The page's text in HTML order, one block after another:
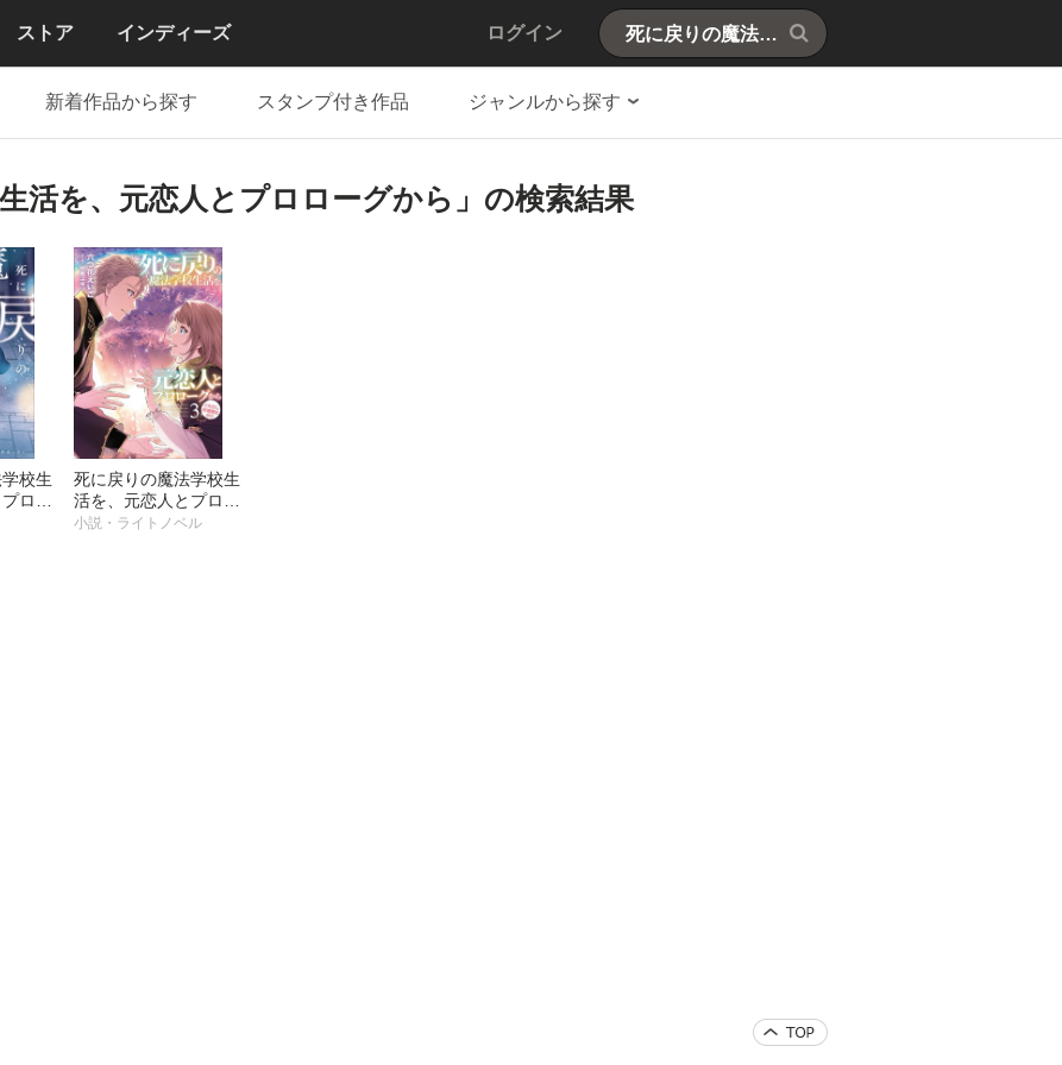
ストア インディーズ ログイン
新着作品から探す スタンプ付き作品 ジャンルから探す
活を、元恋人とプロローグから」の検索結果
校生
ロロ
】
死に戻りの魔法学校生
活を、元恋人とプロロ
ーグから（※ただし好
小説・ライトノベル